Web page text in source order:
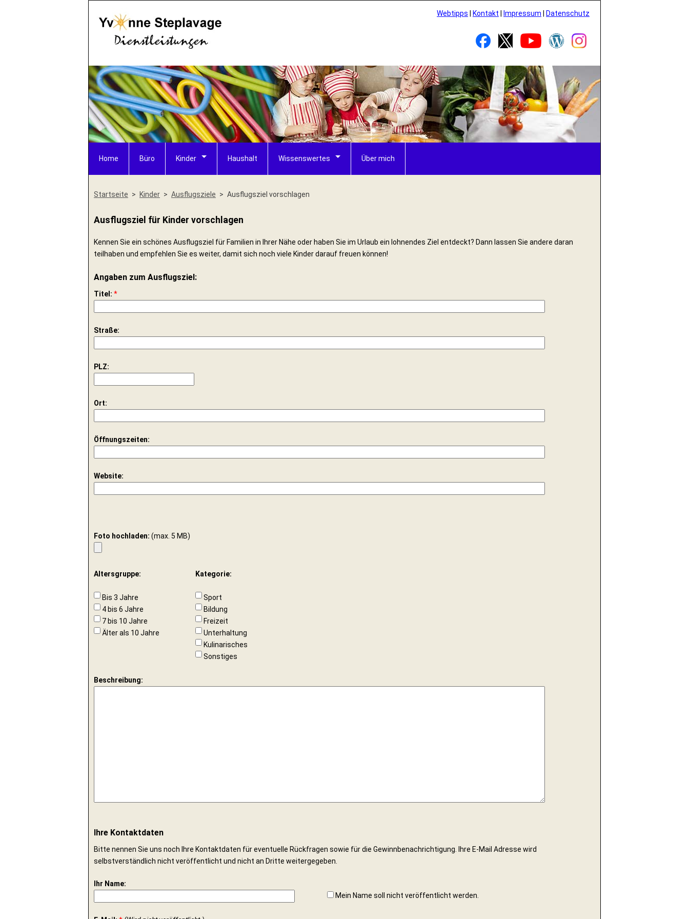
Webtipps Kontakt Impressum Datenschutz
Home Büro Kinder Haushalt Wissenswertes Über mich
Startseite Kinder Ausflugsziele Ausflugsziel vorschlagen
Ausflugsziel für Kinder vorschlagen
Kennen Sie ein schönes Ausflugsziel für Familien in Ihrer Nähe oder haben Sie im Urlaub ein lohnendes Ziel entdeckt? Dann lassen Sie andere daran
teilhaben und empfehlen Sie es weiter, damit sich noch viele Kinder darauf freuen können!
Angaben zum Ausflugsziel:
Titel: *
Straße:
PLZ:
Ort:
Öffnungszeiten:
Website:
Foto hochladen: (max. 5 MB)
Altersgruppe:
Bis 3 Jahre
4 bis 6 Jahre
7 bis 10 Jahre
Älter als 10 Jahre
Kategorie:
Sport
Bildung
Freizeit
Unterhaltung
Kulinarisches
Sonstiges
Beschreibung:
Ihre Kontaktdaten
Bitte nennen Sie uns noch Ihre Kontaktdaten für eventuelle Rückfragen sowie für die Gewinnbenachrichtigung. Ihre E-Mail Adresse wird
selbstverständlich nicht veröffentlicht und nicht an Dritte weitergegeben.
Ihr Name:
Mein Name soll nicht veröffentlicht werden.